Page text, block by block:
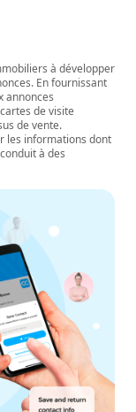
à développer
En fournissant
annonces
de visite
de vente.
les informations dont
à des